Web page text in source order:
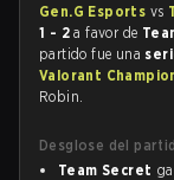
Gen.G Esports vs
1 - 2 a favor de
partido fue una
Valorant
Robin.
Desglose del
Team Secret